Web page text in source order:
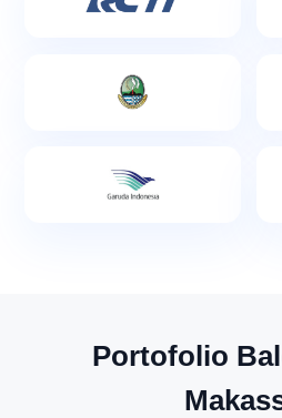
Portofolio